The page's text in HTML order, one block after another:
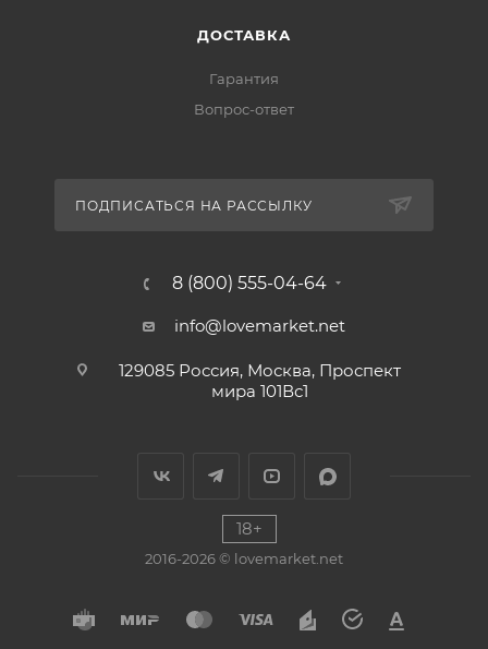
ДОСТАВКА
Гарантия
Вопрос-ответ
ПОДПИСАТЬСЯ НА РАССЫЛКУ
8 (800) 555-04-64
info@lovemarket.net
129085 Россия, Москва, Проспект
мира 101Вс1
2016-2026 © lovemarket.net
18+